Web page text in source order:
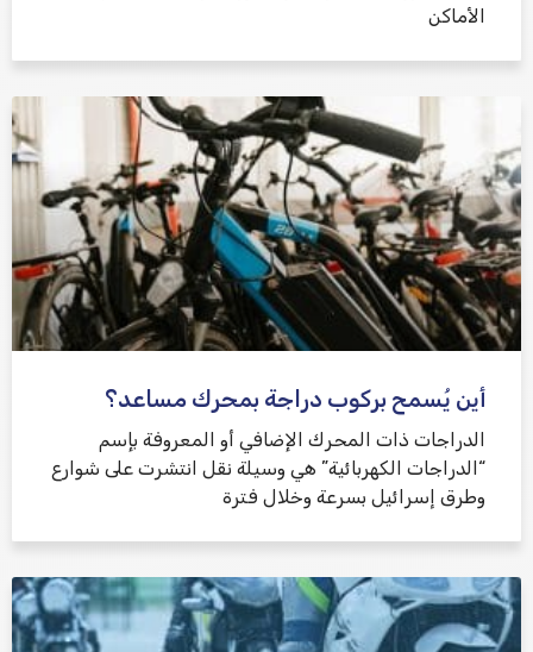
الأماكن
أين يُسمح بركوب دراجة بمحرك مساعد؟
الدراجات ذات المحرك الإضافي أو المعروفة بإسم
“الدراجات الكهربائية” هي وسيلة نقل انتشرت على شوارع
وطرق إسرائيل بسرعة وخلال فترة